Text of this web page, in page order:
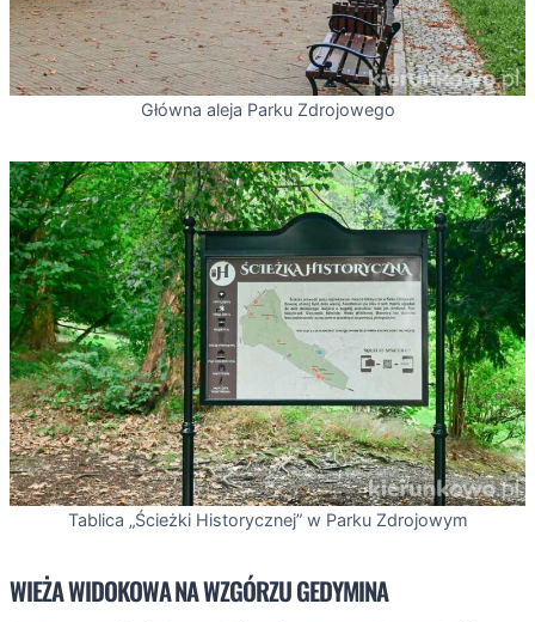
Główna aleja Parku Zdrojowego
Tablica „Ścieżki Historycznej” w Parku Zdrojowym
WIEŻA WIDOKOWA NA WZGÓRZU GEDYMINA